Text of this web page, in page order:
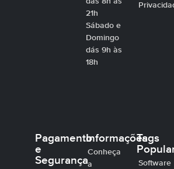
21h
Sábado e
Domingo
dás 9h às
18h
Pagamento
e
Segurança
Informações
Conheça
a
Tags
Software